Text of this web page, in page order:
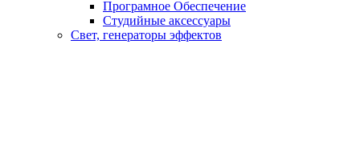
Програмное Обеспечение
Студийные аксессуары
Свет, генераторы эффектов